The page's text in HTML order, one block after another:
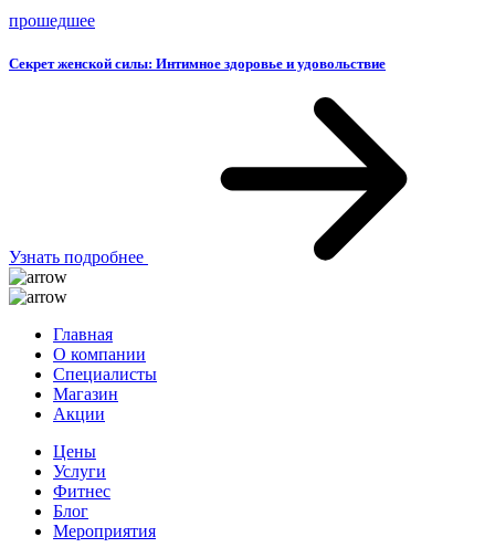
прошедшее
Секрет женской силы: Интимное здоровье и удовольствие
Узнать подробнее
Главная
О компании
Специалисты
Магазин
Акции
Цены
Услуги
Фитнес
Блог
Мероприятия